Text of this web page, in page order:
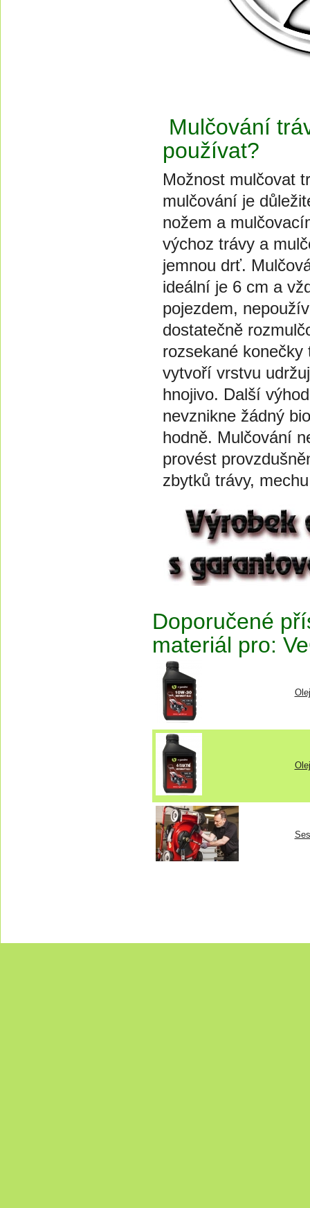
Mulčování
používat?
Možnost mulčovat
mulčování je
nožem a
výchoz trávy a
jemnou drť.
ideální je 6 cm a
pojezdem,
dostatečně
rozsekané
vytvoří vrstvu
hnojivo. Další
nevznikne žádný
hodně. Mulčování
provést
zbytků trávy,
Doporučené
materiál pro: